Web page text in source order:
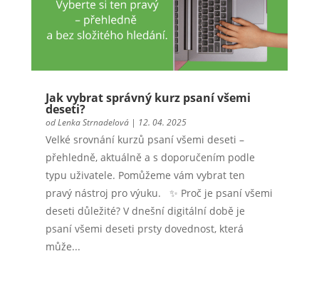
Jak vybrat správný kurz psaní všemi
deseti?
odLenka Strnadelová| 12. 04. 2025
Velké srovnání kurzů psaní všemi deseti –
přehledně, aktuálně a s doporučením podle
typu uživatele. Pomůžeme vám vybrat ten
pravý nástroj pro výuku. ✨ Proč je psaní všemi
deseti důležité? V dnešní digitální době je
psaní všemi deseti prsty dovednost, která
může...